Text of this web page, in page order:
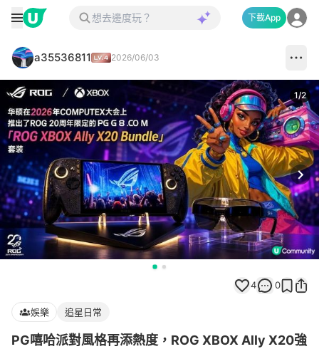
下載App
a35536811 2026/06/03
1/2
4 0
娛樂 追星日常
PG嘻哈派對風格再添熱度，ROG XBOX Ally X20強